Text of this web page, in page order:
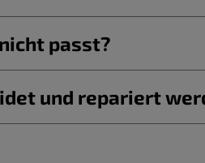
passt?
und repariert